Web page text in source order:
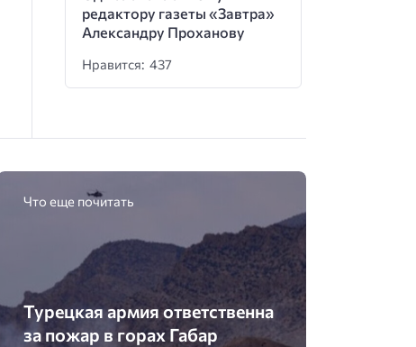
редактору газеты «Завтра»
Александру Проханову
Нравится: 437
Что еще почитать
Турецкая армия ответственна
за пожар в горах Габар